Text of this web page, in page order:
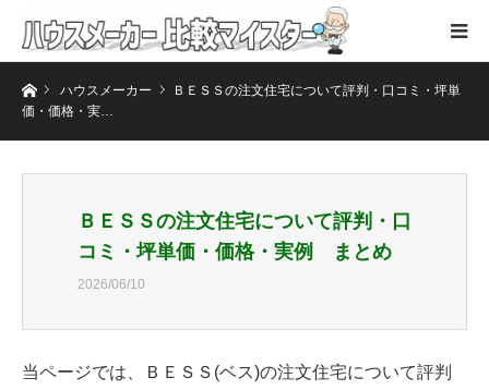
ホームハウスメーカー
ＢＥＳＳの注文住宅について評判・口コミ・坪単
価・価格・実…
ＢＥＳＳの注文住宅について評判・口
コミ・坪単価・価格・実例 まとめ
2026/06/10
当ページでは、ＢＥＳＳ(ベス)の注文住宅について評判